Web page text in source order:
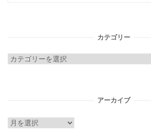
カテゴリー
カ
アーカイブ
ア